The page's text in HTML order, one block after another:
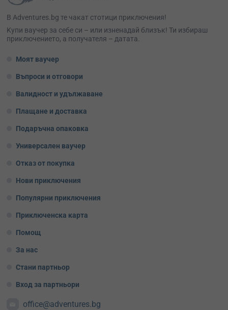
В Adventures.bg те чакат стотици приключения!
Kупи ваучер за себе си – или изненадай близък! Ти избираш
приключението, а получателя – датата.
Моят ваучер
Въпроси и отговори
Валидност и удължаване
Плащане и доставка
Подаръчна опаковка
Универсален ваучер
Отказ от покупка
Нови приключения
Популярни приключения
Приключенска карта
Помощ
За нас
Стани партньор
Вход за партньори
office@adventures.bg